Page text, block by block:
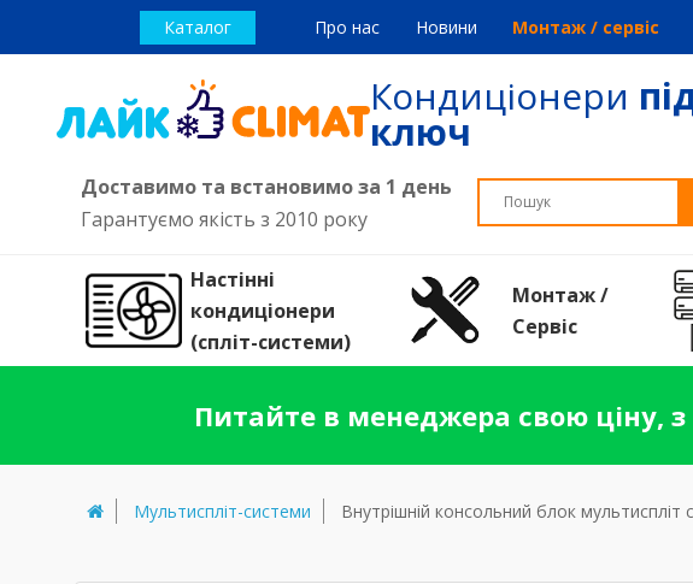
Каталог Про нас Новини Монтаж / сервіс
Кондиціонери
ключ
Доставимо та встановимо за 1 день
Гарантуємо якість з 2010 року
Настінні
кондиціонери
(спліт-системи)
Монтаж /
Сервiс
Питайте в менеджера свою ціну,
Мультиспліт-системи Внутрішній консольний блок